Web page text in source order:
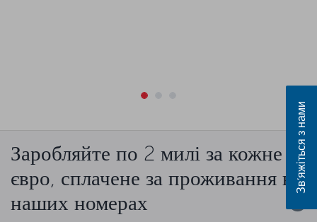
Заробляйте по 2 милі за кожне
євро, сплачене за проживання в
наших номерах
Зв’яжіться з нами